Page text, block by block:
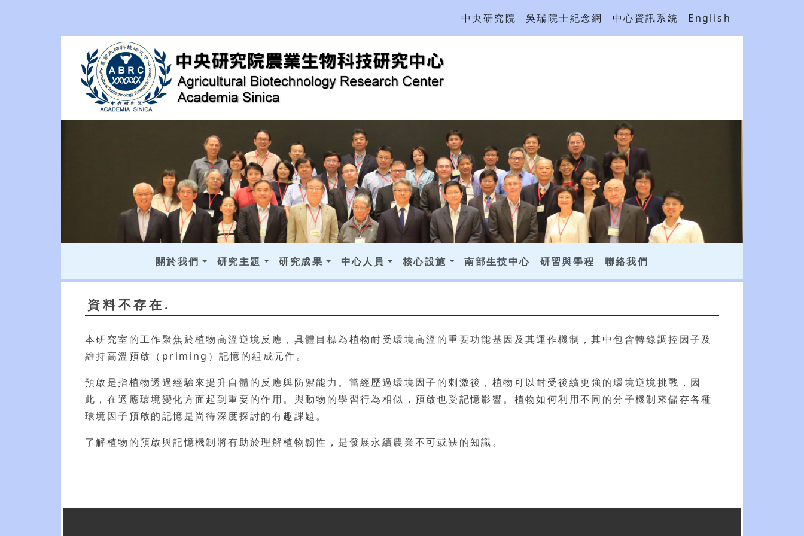
中央研究院 吳瑞院士紀念網 中心資訊系統 English
關於我們 研究主題 研究成果 中心人員 核心設施 南部生技中心 研習與學程 聯絡我們
資料不存在.
本研究室的工作聚焦於植物高溫逆境反應，具體目標為植物耐受環境高溫的重要功能基因及其運作機制，其中包含轉錄調控因子及
維持高溫預啟（priming）記憶的組成元件。
預啟是指植物透過經驗來提升自體的反應與防禦能力。當經歷過環境因子的刺激後，植物可以耐受後續更強的環境逆境挑戰，因
此，在適應環境變化方面起到重要的作用。與動物的學習行為相似，預啟也受記憶影響。植物如何利用不同的分子機制來儲存各種
環境因子預啟的記憶是尚待深度探討的有趣課題。
了解植物的預啟與記憶機制將有助於理解植物韌性，是發展永續農業不可或缺的知識。